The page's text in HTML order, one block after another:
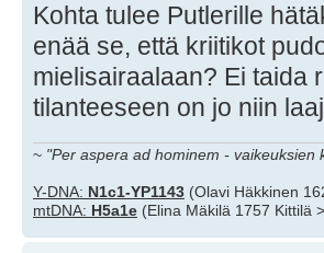
Kohta tulee Putlerille
enää se, että kriitikot
mielisairaalaan? Ei taida
tilanteeseen on jo niin
~ "Per aspera ad hominem - vaikeuksien
Y-DNA: N1c1-YP1143 (Olavi Häkkinen
mtDNA: H5a1e (Elina Mäkilä 1757 Kittilä